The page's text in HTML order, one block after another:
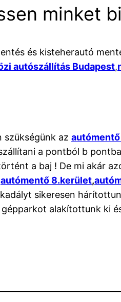
minket
és kisteherautó
autószállítás Budapest,
szükségünk az
a pontból b
a baj ! De mi akár
autómentő 8.kerület,
sikeresen
alakítottunk ki